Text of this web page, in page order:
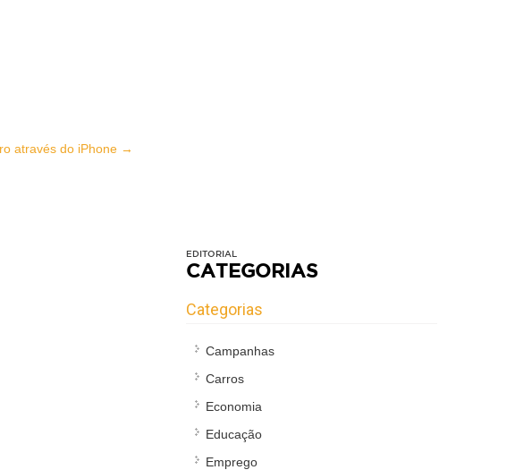
através do iPhone →
EDITORIAL
CATEGORIAS
Categorias
Campanhas
Carros
Economia
Educação
Emprego